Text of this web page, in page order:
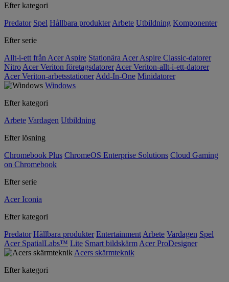
Efter kategori
Predator Spel Hållbara produkter Arbete Utbildning Komponenter
Efter serie
Allt-i-ett från Acer Aspire Stationära Acer Aspire Classic-datorer
Nitro Acer Veriton företagsdatorer Acer Veriton-allt-i-ett-datorer
Acer Veriton-arbetsstationer Add-In-One Minidatorer
Windows
Efter kategori
Arbete Vardagen Utbildning
Efter lösning
Chromebook Plus ChromeOS Enterprise Solutions Cloud Gaming
on Chromebook
Efter serie
Acer Iconia
Efter kategori
Predator Hållbara produkter Entertainment Arbete Vardagen Spel
Acer SpatialLabs™ Lite Smart bildskärm Acer ProDesigner
Acers skärmteknik
Efter kategori